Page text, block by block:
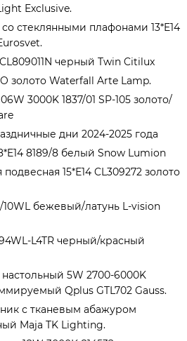
Exclusive.
стеклянными плафонами 13*E14
черный Twin Citilux
золото Waterfall Arte Lamp.
3000K 1837/01 SP-105 золото/
дни 2024-2025 года
8189/8 белый Snow Lumion
15*Е14 CL309272 золото
10WL бежевый/латунь L-vision
L4TR черный/красный
5W 2700-6000K
Qplus GTL702 Gauss.
с тканевым абажуром
Maja TK Lighting.